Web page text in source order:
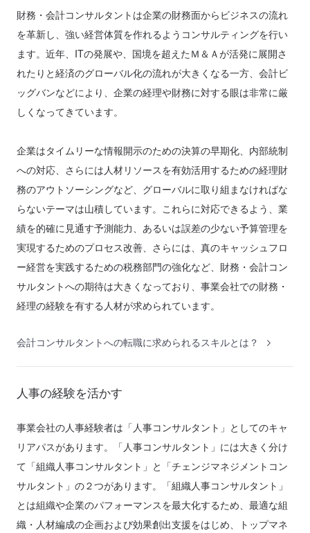
財務・会計コンサルタントは企業の財務面からビジネスの流れ
を革新し、強い経営体質を作れるようコンサルティングを行い
ます。近年、ITの発展や、国境を超えたＭ＆Ａが活発に展開さ
れたりと経済のグローバル化の流れが大きくなる一方、会計ビ
ッグバンなどにより、企業の経理や財務に対する眼は非常に厳
しくなってきています。
企業はタイムリーな情報開示のための決算の早期化、内部統制
への対応、さらには人材リソースを有効活用するための経理財
務のアウトソーシングなど、グローバルに取り組まなければな
らないテーマは山積しています。これらに対応できるよう、業
績を的確に見通す予測能力、あるいは誤差の少ない予算管理を
実現するためのプロセス改善、さらには、真のキャッシュフロ
ー経営を実践するための税務部門の強化など、財務・会計コン
サルタントへの期待は大きくなっており、事業会社での財務・
経理の経験を有する人材が求められています。
会計コンサルタントへの転職に求められるスキルとは？
人事の経験を活かす
事業会社の人事経験者は「人事コンサルタント」としてのキャ
リアパスがあります。「人事コンサルタント」には大きく分け
て「組織人事コンサルタント」と「チェンジマネジメントコン
サルタント」の２つがあります。「組織人事コンサルタント」
とは組織や企業のパフォーマンスを最大化するため、最適な組
織・人材編成の企画および効果創出支援をはじめ、トップマネ